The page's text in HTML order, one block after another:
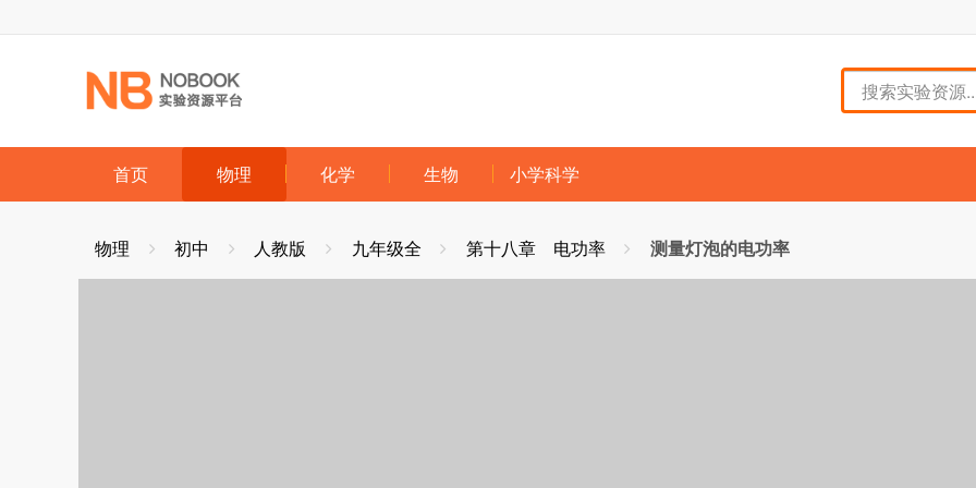
首页 物理 化学 生物 小学科学
物理 初中 人教版 九年级全 第十八章 电功率 测量灯泡的电功率